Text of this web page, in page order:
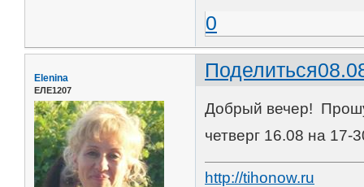
0
Поделиться
Elenina
ЕЛЕ1207
Добрый вечер!
четверг 16.08 на 17-
http://tihonow.ru